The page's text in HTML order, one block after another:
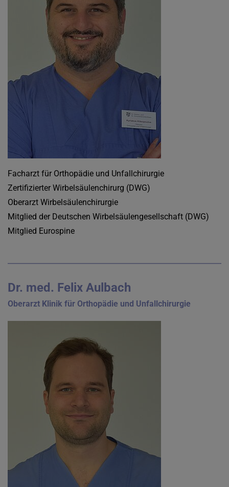
Facharzt für Orthopädie und Unfallchirurgie
Zertifizierter Wirbelsäulenchirurg (DWG)
Oberarzt Wirbelsäulenchirurgie
Mitglied der Deutschen Wirbelsäulengesellschaft (DWG)
Mitglied Eurospine
Dr. med. Felix Aulbach
Oberarzt Klinik für Orthopädie und Unfallchirurgie